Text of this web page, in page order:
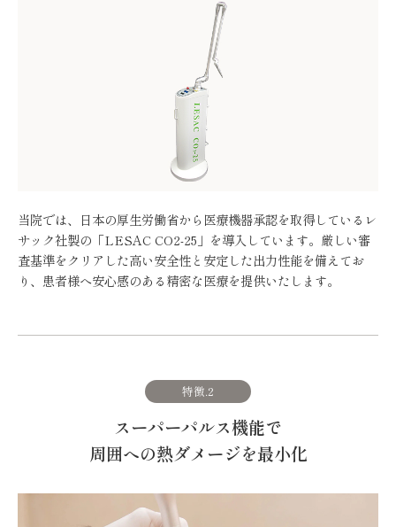
当院では、日本の厚生労働省から医療機器承認を取得しているレ
サック社製の「LESAC CO2-25」を導入しています。厳しい審
査基準をクリアした高い安全性と安定した出力性能を備えてお
り、患者様へ安心感のある精密な医療を提供いたします。
特徴.2
スーパーパルス機能で
周囲への熱ダメージを最小化